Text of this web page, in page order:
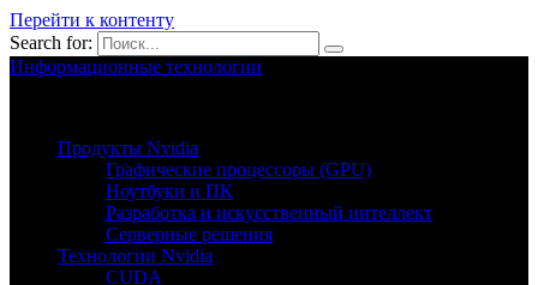
Перейти к контенту
Search for:
Информационные технологии
Продукты Nvidia
Графические процессоры (GPU)
Ноутбуки и ПК
Разработка и искусственный интеллект
Серверные решения
Технологии Nvidia
CUDA